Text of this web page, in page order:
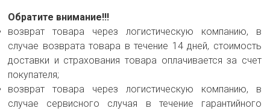
Обратите внимание!!!
возврат товара через логистическую компанию, в
случае возврата товара в течение 14 дней, стоимость
доставки и страхования товара оплачивается за счет
покупателя;
возврат товара через логистическую компанию, в
случае сервисного случая в течение гарантийного